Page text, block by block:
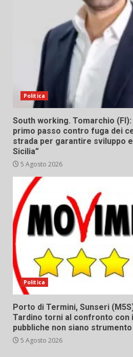
Politica
South working. Tomarchio
primo passo contro fuga dei
strada per garantire sviluppo
Sicilia”
5 Agosto 2026
Politica
Porto di Termini, Sunseri
Tardino torni al confronto con
pubbliche non siano
5 Agosto 2026